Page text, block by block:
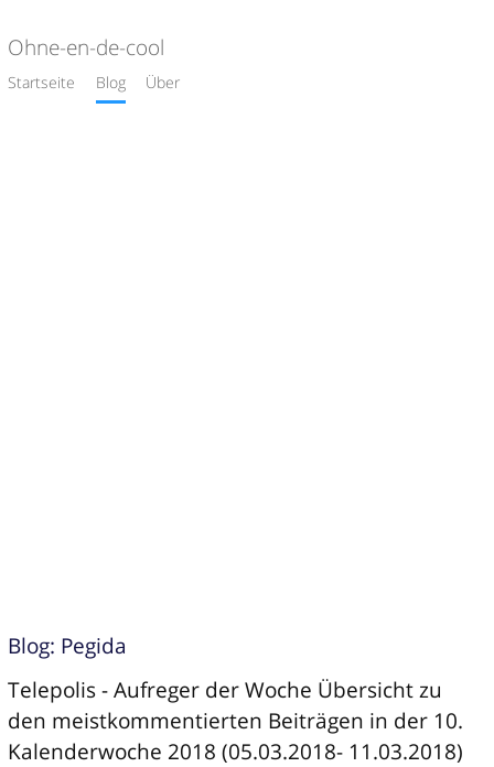
Ohne-en-de-cool
Startseite Blog Über
Blog: Pegida
Telepolis - Aufreger der Woche Übersicht zu
den meistkommentierten Beiträgen in der 10.
Kalenderwoche 2018 (05.03.2018- 11.03.2018)